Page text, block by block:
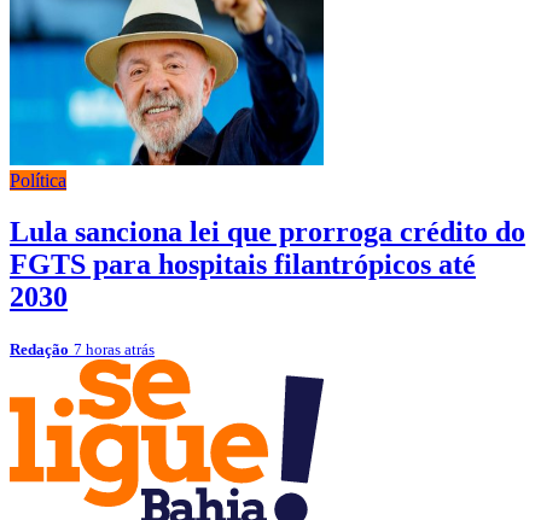
Política
Lula sanciona lei que prorroga crédito do
FGTS para hospitais filantrópicos até
2030
Redação 7 horas atrás